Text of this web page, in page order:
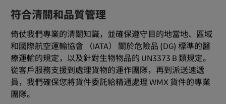
符合清關和品質管理
倚仗我們專業的清關知識，並確保遵守目的地當地、區域
和國際航空運輸協會 （IATA） 關於危險品 (DG) 標準的醫
療運輸的規定，以及針對生物物品的 UN3373 B 類規定。
從客戶服務支援到處理貨物的運作團隊，再到派送速遞
員，我們確保您將貨件委託給精通處理 WMX 貨件的專業
團隊。